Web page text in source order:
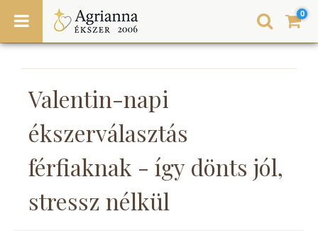
0
Valentin-napi
ékszerválasztás
férfiaknak - így dönts jól,
stressz nélkül